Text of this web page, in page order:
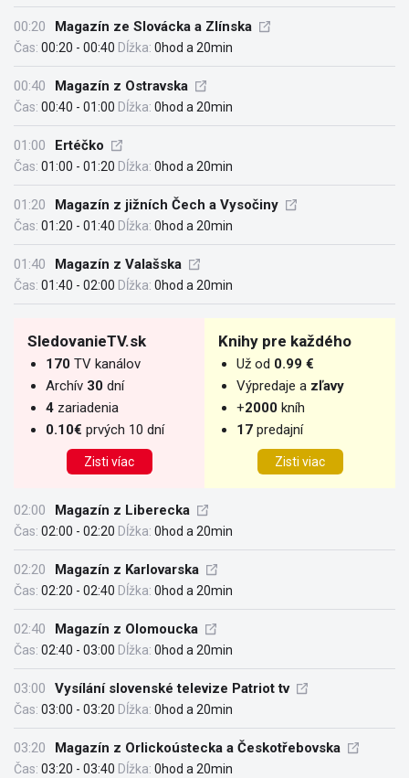
00:20 Magazín ze Slovácka a Zlínska
Čas: 00:20 - 00:40 Dĺžka: 0hod a 20min
00:40 Magazín z Ostravska
Čas: 00:40 - 01:00 Dĺžka: 0hod a 20min
01:00 Ertéčko
Čas: 01:00 - 01:20 Dĺžka: 0hod a 20min
01:20 Magazín z jižních Čech a Vysočiny
Čas: 01:20 - 01:40 Dĺžka: 0hod a 20min
01:40 Magazín z Valašska
Čas: 01:40 - 02:00 Dĺžka: 0hod a 20min
SledovanieTV.sk
170 TV kanálov
Archív 30 dní
4 zariadenia
0.10€ prvých 10 dní
Zisti víac
Knihy pre každého
Už od 0.99 €
Výpredaje a zľavy
+2000 kníh
17 predajní
Zisti viac
02:00 Magazín z Liberecka
Čas: 02:00 - 02:20 Dĺžka: 0hod a 20min
02:20 Magazín z Karlovarska
Čas: 02:20 - 02:40 Dĺžka: 0hod a 20min
02:40 Magazín z Olomoucka
Čas: 02:40 - 03:00 Dĺžka: 0hod a 20min
03:00 Vysílání slovenské televize Patriot tv
Čas: 03:00 - 03:20 Dĺžka: 0hod a 20min
03:20 Magazín z Orlickoústecka a Českotřebovska
Čas: 03:20 - 03:40 Dĺžka: 0hod a 20min